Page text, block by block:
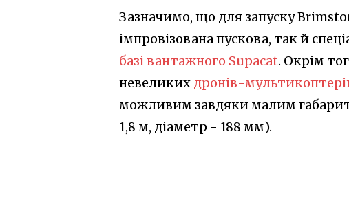
Зазначимо, що для запуску
імпровізована пускова, так й
базі вантажного Supacat. Окрім
невеликих дронів-
можливим завдяки малим
1,8 м, діаметр - 188 мм).